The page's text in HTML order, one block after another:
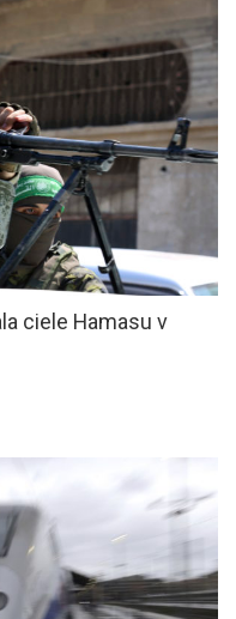
ciele Hamasu v